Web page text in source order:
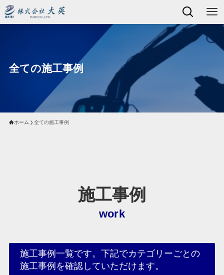
全ての施工事例
ホーム 全ての施工事例
施工事例
work
施工事例一覧です。下記でカテゴリーごとの
施工事例を確認していただけます。